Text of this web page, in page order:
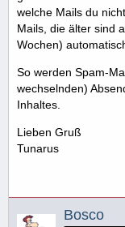
welche Mails du
Mails, die älter sind
Wochen)
So werden Spam-
wechselnden)
Inhaltes.
Lieben Gruß
Tunarus
Bosco